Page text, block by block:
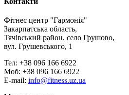
Фітнес центр "Гармонія"
Закарпатська область,
Тячівський район, село Грушово,
вул. Грушевського, 1
Тел: +38 096 166 6922
Моб: +38 096 166 6922
E-mail: info@fitness.uz.ua